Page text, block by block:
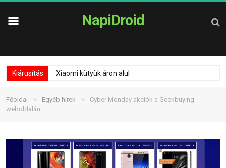
NapiDroid
Kiárusítás Xiaomi kütyük áron alul
Főoldal » Egyéb hírek »
Cyber Monday akciók a Geekbuying
weboldalán